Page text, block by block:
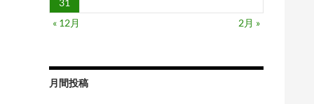
31
« 12月
2月 »
月間投稿